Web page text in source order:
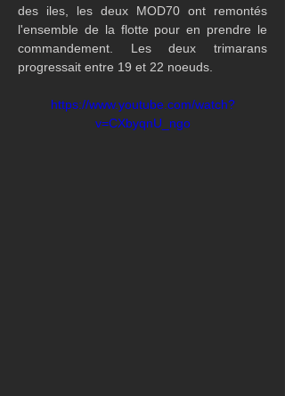
des iles, les deux MOD70 ont remontés
l'ensemble de la flotte pour en prendre le
commandement. Les deux trimarans
progressait entre 19 et 22 noeuds.
https://www.youtube.com/watch?
v=CXbyqnU_ngo